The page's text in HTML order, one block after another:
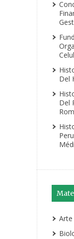
Del
Del
Arte